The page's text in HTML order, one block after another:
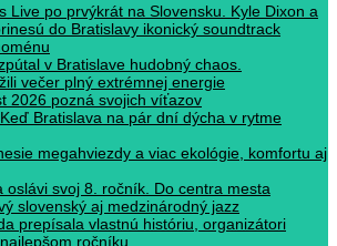
Live po prvýkrát na Slovensku. Kyle Dixon a
do Bratislavy ikonický soundtrack
v Bratislave hudobný chaos.
večer plný extrémnej energie
2026 pozná svojich víťazov
Bratislava na pár dní dýcha v rytme
megahviezdy a viac ekológie, komfortu aj
oslávi svoj 8. ročník. Do centra mesta
slovenský aj medzinárodný jazz
prepísala vlastnú históriu, organizátori
ročníku